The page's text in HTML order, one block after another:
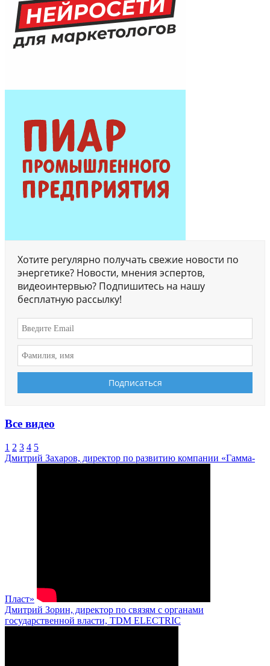
Хотите регулярно получать свежие новости по
энергетике? Новости, мнения эспертов,
видеоинтервью? Подпишитесь на нашу
бесплатную рассылку!
Все видео
1 2 3 4 5
Дмитрий Захаров, директор по развитию компании «Гамма-
Пласт»
Дмитрий Зорин, директор по связям с органами
государственной власти, TDM ELECTRIC